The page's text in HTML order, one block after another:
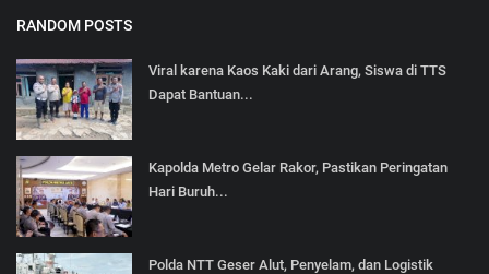
RANDOM POSTS
Viral karena Kaos Kaki dari Arang, Siswa di TTS
Dapat Bantuan...
Kapolda Metro Gelar Rakor, Pastikan Peringatan
Hari Buruh...
Polda NTT Geser Alut, Penyelam, dan Logistik